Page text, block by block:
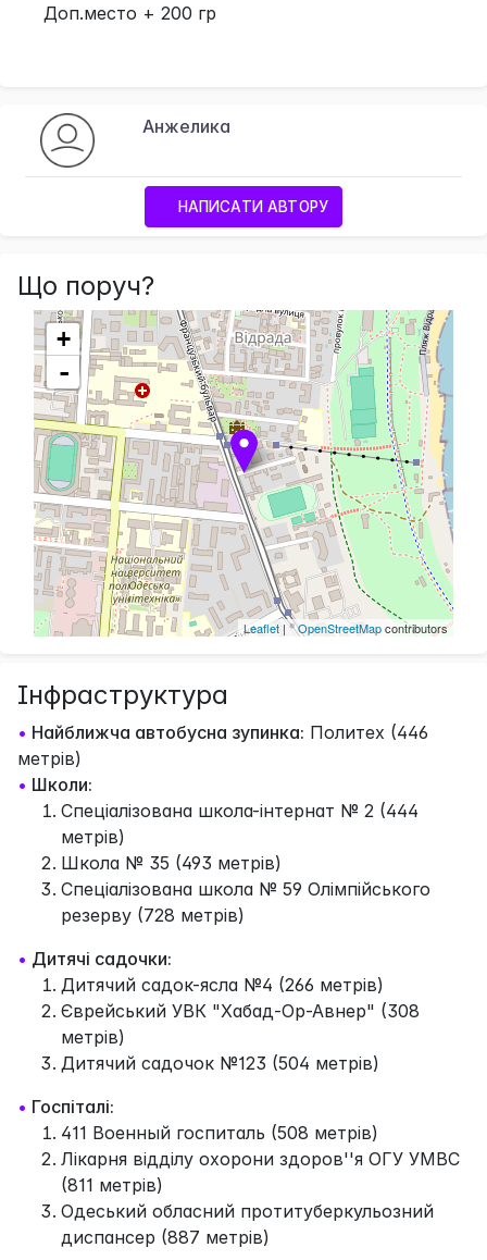
Доп.место + 200 гр
Анжелика
НАПИСАТИ АВТОРУ
Що поруч?
+
-
Leaflet | ©OpenStreetMapcontributors
Інфраструктура
• Найближча автобусна зупинка: Политех (446
метрів)
• Школи:
Спеціалізована школа-інтернат № 2 (444
метрів)
Школа № 35 (493 метрів)
Спеціалізована школа № 59 Олімпійського
резерву (728 метрів)
• Дитячі садочки:
Дитячий садок-ясла №4 (266 метрів)
Єврейський УВК "Хабад-Ор-Авнер" (308
метрів)
Дитячий садочок №123 (504 метрів)
• Госпіталі:
411 Военный госпиталь (508 метрів)
Лікарня відділу охорони здоров''я ОГУ УМВС
(811 метрів)
Одеський обласний протитуберкульозний
диспансер (887 метрів)